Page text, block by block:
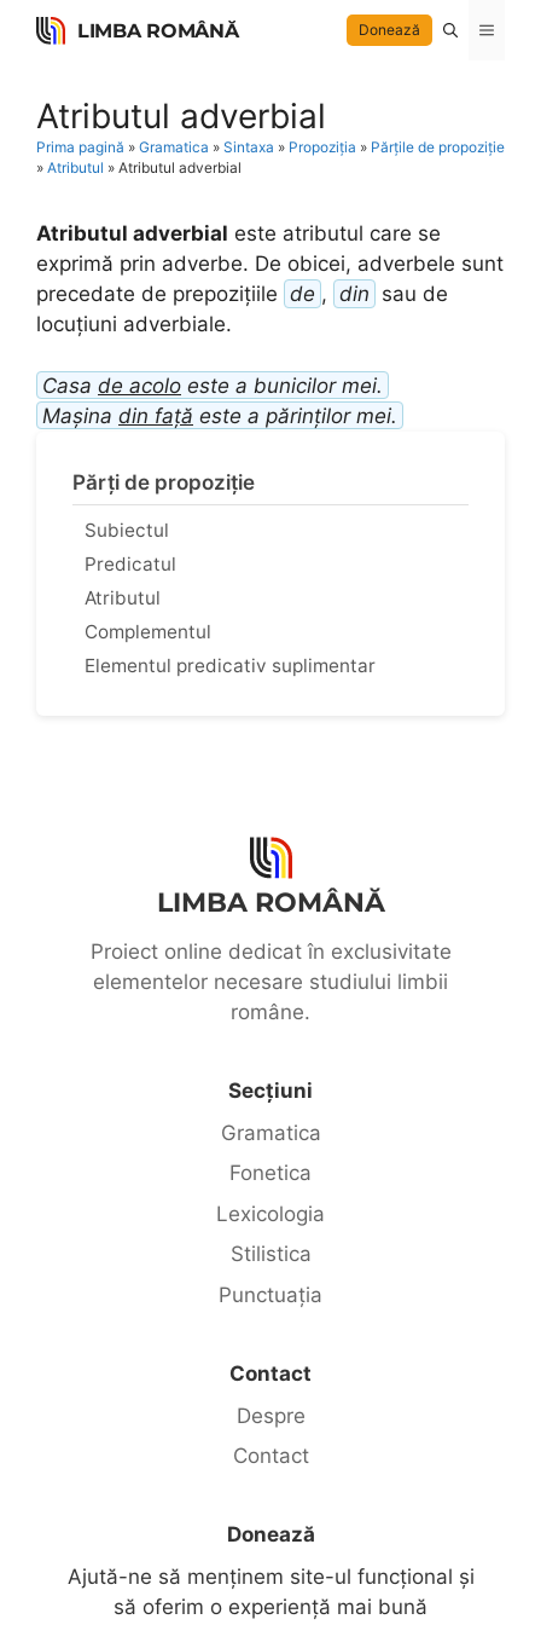
Skip
LIMBA ROMÂNĂ Donează Menu
Atributul adverbial
Prima pagină » Gramatica » Sintaxa » Propoziția » Părțile de propoziție
» Atributul » Atributul adverbial
Atributul adverbial este atributul care se
exprimă prin adverbe. De obicei, adverbele sunt
precedate de prepozițiile de , din sau de
locuțiuni adverbiale.
Casa de acolo este a bunicilor mei.
Mașina din față este a părinților mei.
Părți de propoziție
Subiectul
Predicatul
Atributul
Complementul
Elementul predicativ suplimentar
LIMBA ROMÂNĂ
Proiect online dedicat în exclusivitate
elementelor necesare studiului limbii
române.
Secțiuni
Gramatica
Fonetica
Lexicologia
Stilistica
Punctuația
Contact
Despre
Contact
Donează
Ajută-ne să menținem site-ul funcțional și
să oferim o experiență mai bună